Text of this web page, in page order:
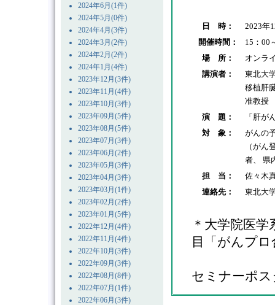
2024年6月(1件)
2024年5月(0件)
2024年4月(3件)
2024年3月(2件)
2024年2月(2件)
2024年1月(4件)
2023年12月(3件)
2023年11月(4件)
2023年10月(3件)
2023年09月(5件)
2023年08月(5件)
2023年07月(3件)
2023年06月(2件)
2023年05月(3件)
2023年04月(3件)
2023年03月(1件)
2023年02月(2件)
2023年01月(5件)
2022年12月(4件)
2022年11月(4件)
2022年10月(3件)
2022年09月(3件)
2022年08月(8件)
2022年07月(1件)
2022年06月(3件)
日 時：
2023年
開催時間：
15：00
場 所：
オンラ
講演者：
東北大
移植肝
准教
演 題：
「肝が
対 象：
がんの
（がん
者、 県
担 当：
佐々木
連絡先：
東北大
＊大学院医
目「がんプ
セミナーポ